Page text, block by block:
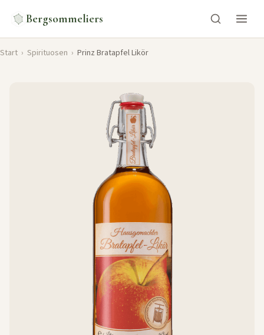
Bergsommeliers
Start › Spirituosen › Prinz Bratapfel Likör